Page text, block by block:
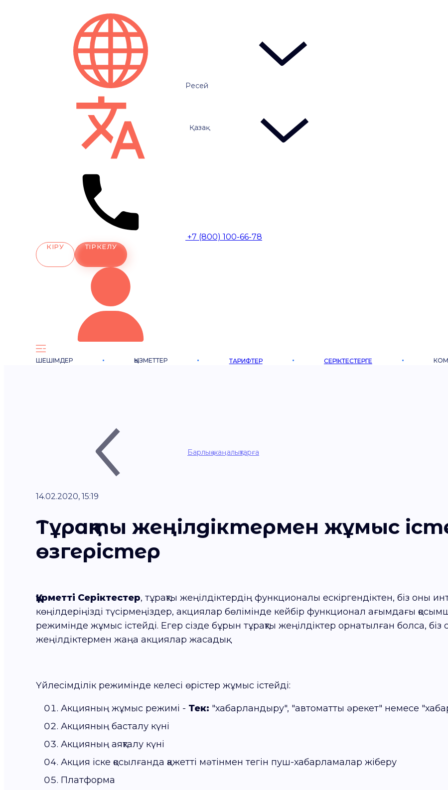
Ресей
Қазақ
+7 (800) 100-66-78
КІРУ ТІРКЕЛУ
ШЕШІМДЕР ҚЫЗМЕТТЕР ТАРИФТЕР СЕРІКТЕСТЕРГЕ
Барлық жаңалықтарға
14.02.2020, 15:19
Тұрақты жеңілдіктермен жұмыс
өзгерістер
Құрметті Серіктестер, тұрақты жеңілдіктердің функционалы ескіргендіктен, біз оны
көңілдеріңізді түсірмеңіздер, акциялар бөлімінде кейбір функционал ағымдағы
режимінде жұмыс істейді. Егер сізде бұрын тұрақты жеңілдіктер орнатылған болса,
жеңілдіктермен жаңа акциялар жасадық.
Үйлесімділік режимінде келесі өрістер жұмыс істейді:
Акцияның жұмыс режимі - Тек: "хабарландыру", "автоматты әрекет" немесе
Акцияның басталу күні
Акцияның аяқталу күні
Акция іске қосылғанда қажетті мәтінмен тегін пуш-хабарламалар жіберу
Платформа